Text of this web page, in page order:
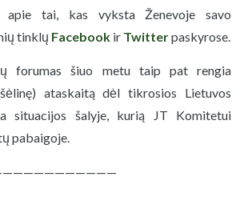
apie tai, kas vyksta Ženevoje savo
tinklų Facebook ir Twitterpaskyrose.
forumas šiuo metu taip pat rengia
ataskaitą dėl tikrosios Lietuvos
situacijos šalyje, kurią JT Komitetui
pabaigoje.